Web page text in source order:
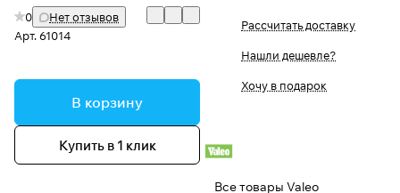
0
Нет отзывов
Арт.61014
В корзину
Купить в 1 клик
Рассчитать доставку
Нашли дешевле?
Хочу в подарок
Все товары Valeo